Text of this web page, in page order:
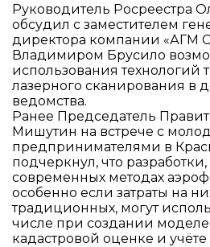
Руководитель Росреестра
обсудил с заместителем
директора компании «АГМ
Владимиром Брусило
использования технологий
лазерного сканирования в
ведомства.
Ранее Председатель
Мишутин на встрече с
предпринимателями в
подчеркнул, что
современных методах
особенно если затраты на
традиционных, могут
числе при создании
кадастровой оценке и